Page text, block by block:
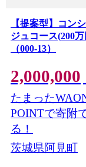
【提案型】コン
ジュコース(200
（000-13）
2,000,000
たまった
POINTで寄附
る！
茨城県阿見町